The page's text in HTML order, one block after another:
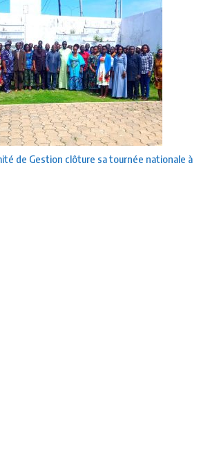
de Gestion clôture sa tournée nationale à